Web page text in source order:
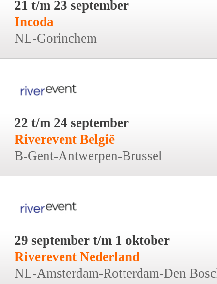
21 t/m 23 september
Incoda
NL-Gorinchem
22 t/m 24 september
Riverevent België
B-Gent-Antwerpen-Brussel
29 september t/m 1 oktober
Riverevent Nederland
NL-Amsterdam-Rotterdam-Den